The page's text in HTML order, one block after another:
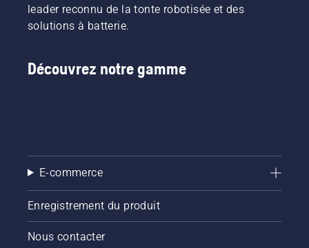
leader reconnu de la tonte robotisée et des
solutions à batterie.
Découvrez notre gamme
E-commerce
Enregistrement du produit
Nous contacter